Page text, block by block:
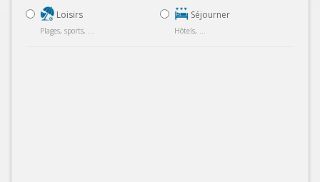
Loisirs
Plages, sports, ...
Séjourner
Hôtels, ...